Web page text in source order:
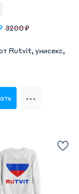
3200 ₽
Rutvit, унисекс,